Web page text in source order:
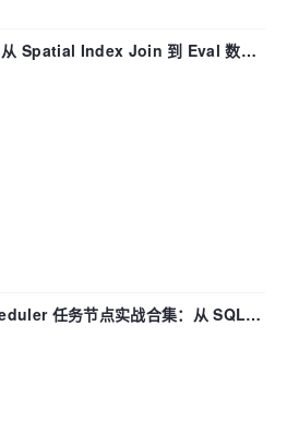
Spatial Index Join 到 Eval 数据
任务节点实战合集：从 SQL、
一次配置全打通